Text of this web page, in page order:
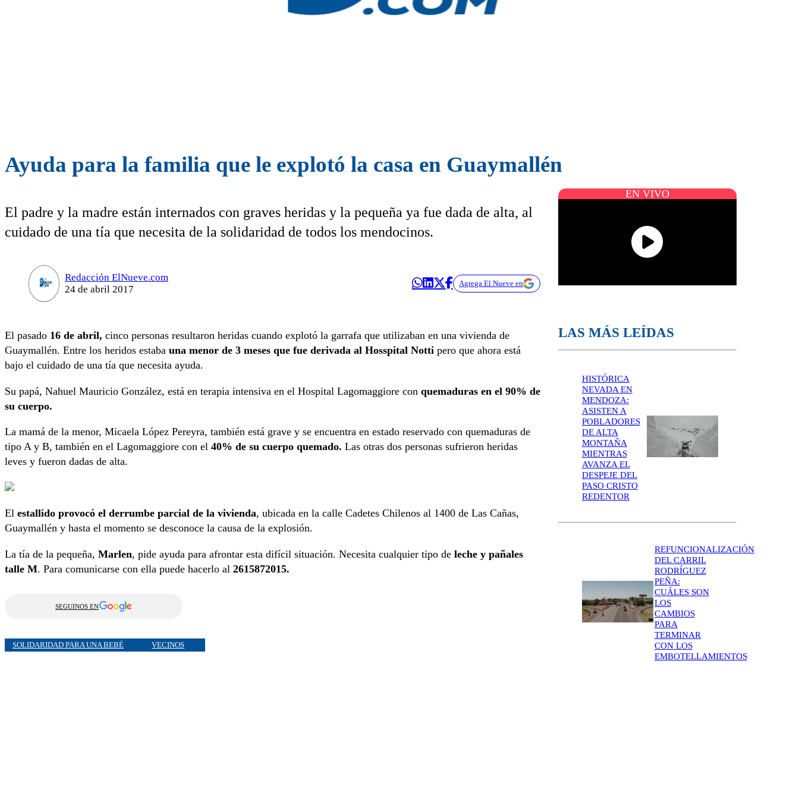
Ayuda para la familia que le explotó la casa en Guaymallén
El padre y la madre están internados con graves heridas y la pequeña ya fue dada de alta, al
cuidado de una tía que necesita de la solidaridad de todos los mendocinos.
Redacción ElNueve.com
24 de abril 2017
Agrega El Nueve en
El pasado 16 de abril, cinco personas resultaron heridas cuando explotó la garrafa que utilizaban en una vivienda de
Guaymallén. Entre los heridos estaba una menor de 3 meses que fue derivada al Hosspital Notti pero que ahora está
bajo el cuidado de una tía que necesita ayuda.
Su papá, Nahuel Mauricio González, está en terapia intensiva en el Hospital Lagomaggiore con quemaduras en el 90% de
su cuerpo.
La mamá de la menor, Micaela López Pereyra, también está grave y se encuentra en estado reservado con quemaduras de
tipo A y B, también en el Lagomaggiore con el 40% de su cuerpo quemado. Las otras dos personas sufrieron heridas
leves y fueron dadas de alta.
El estallido provocó el derrumbe parcial de la vivienda, ubicada en la calle Cadetes Chilenos al 1400 de Las Cañas,
Guaymallén y hasta el momento se desconoce la causa de la explosión.
La tía de la pequeña, Marlen, pide ayuda para afrontar esta difícil situación. Necesita cualquier tipo de leche y pañales
talle M. Para comunicarse con ella puede hacerlo al 2615872015.
SEGUINOS EN
SOLIDARIDAD PARA UNA BEBÉ VECINOS
EN VIVO
LAS MÁS LEÍDAS
HISTÓRICA
NEVADA EN
MENDOZA:
ASISTEN A
POBLADORES
DE ALTA
MONTAÑA
MIENTRAS
AVANZA EL
DESPEJE DEL
PASO CRISTO
REDENTOR
REFUNCIONALIZACIÓN
DEL CARRIL
RODRÍGUEZ
PEÑA:
CUÁLES SON
LOS
CAMBIOS
PARA
TERMINAR
CON LOS
EMBOTELLAMIENTOS